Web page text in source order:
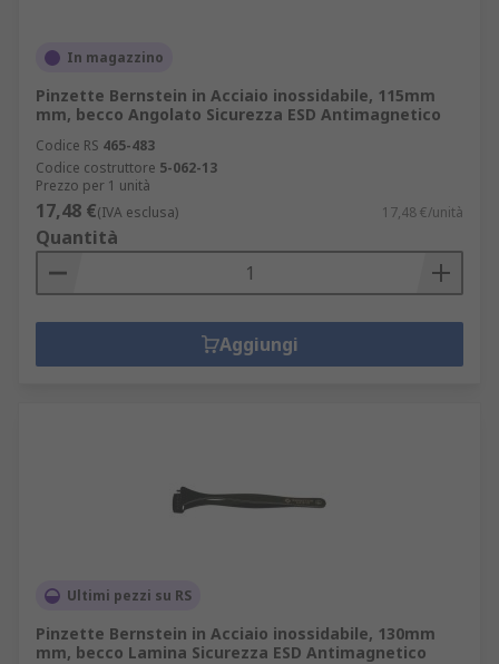
In magazzino
Pinzette Bernstein in Acciaio inossidabile, 115mm
mm, becco Angolato Sicurezza ESD Antimagnetico
Codice RS 465-483
Codice costruttore 5-062-13
Prezzo per 1 unità
17,48 €(IVA esclusa) 17,48 €/unità
Quantità
Aggiungi
Ultimi pezzi su RS
Pinzette Bernstein in Acciaio inossidabile, 130mm
mm, becco Lamina Sicurezza ESD Antimagnetico